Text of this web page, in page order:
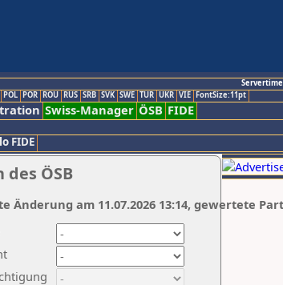
Servertime
POL POR ROU RUS SRB SVK SWE TUR UKR VIE FontSize:11pt
Swiss-Manager ÖSB FIDE
FIDE
ÖSB
Änderung am 11.07.2026 13:14, gewertete